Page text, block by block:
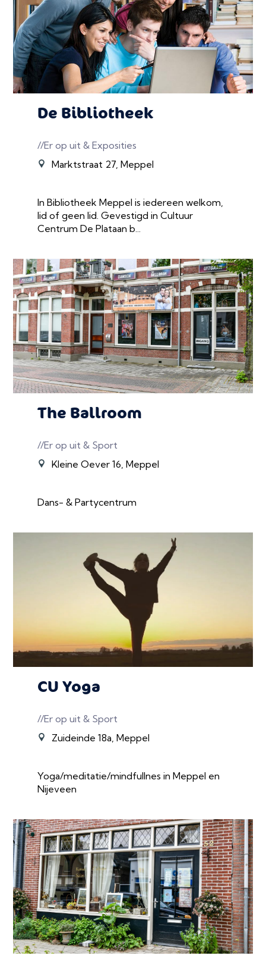
De Bibliotheek
//Er op uit & Exposities
Marktstraat 27, Meppel
In Bibliotheek Meppel is iedereen welkom,
lid of geen lid. Gevestigd in Cultuur
Centrum De Plataan b...
The Ballroom
//Er op uit & Sport
Kleine Oever 16, Meppel
Dans- & Partycentrum
CU Yoga
//Er op uit & Sport
Zuideinde 18a, Meppel
Yoga/meditatie/mindfullnes in Meppel en
Nijeveen